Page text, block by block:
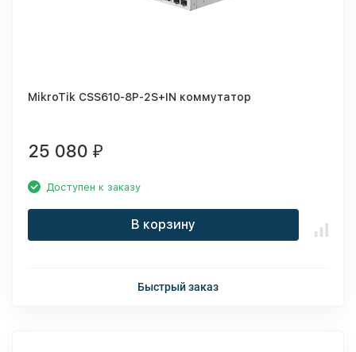
MikroTik CSS610-8P-2S+IN коммутатор
25 080 ₽
Доступен к заказу
В корзину
Быстрый заказ